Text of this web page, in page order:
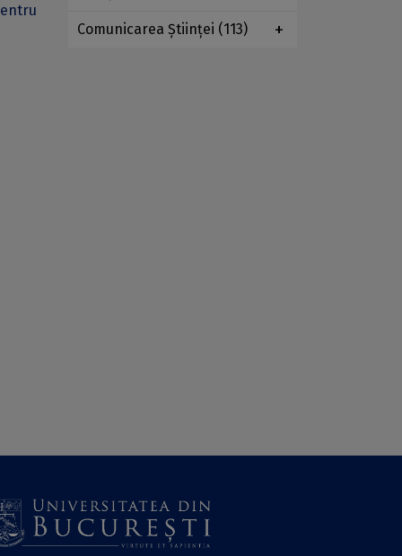
Comunicarea Ştiinţei (113)